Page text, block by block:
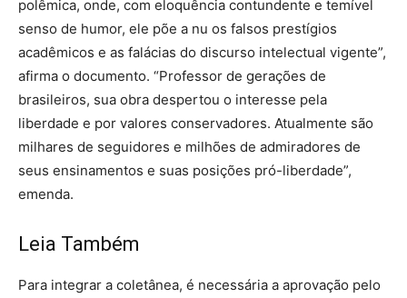
polêmica, onde, com eloquência contundente e temível
senso de humor, ele põe a nu os falsos prestígios
acadêmicos e as falácias do discurso intelectual vigente”,
afirma o documento. “Professor de gerações de
brasileiros, sua obra despertou o interesse pela
liberdade e por valores conservadores. Atualmente são
milhares de seguidores e milhões de admiradores de
seus ensinamentos e suas posições pró-liberdade”,
emenda.
Leia Também
Para integrar a coletânea, é necessária a aprovação pelo